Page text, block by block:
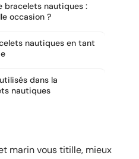
bracelets nautiques :
occasion ?
nautiques en tant
dans la
nautiques
marin vous titille, mieux